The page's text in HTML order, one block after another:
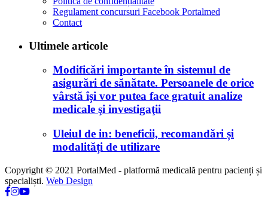
Regulament concursuri Facebook Portalmed
Contact
Ultimele articole
Modificări importante în sistemul de
asigurări de sănătate. Persoanele de orice
vârstă își vor putea face gratuit analize
medicale şi investigaţii
Uleiul de in: beneficii, recomandări și
modalități de utilizare
Copyright © 2021 PortalMed - platformă medicală pentru pacienți și
specialiști. Web Design